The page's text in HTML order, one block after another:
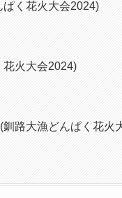
ぱく花火大会2024)
花火大会2024)
路大漁どんぱく花火